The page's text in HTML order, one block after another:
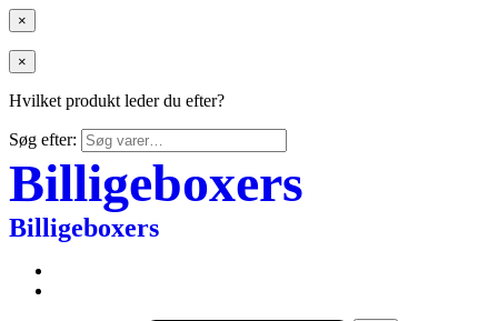
×
×
Hvilket produkt leder du efter?
Søg efter:
Billigeboxers
Billigeboxers